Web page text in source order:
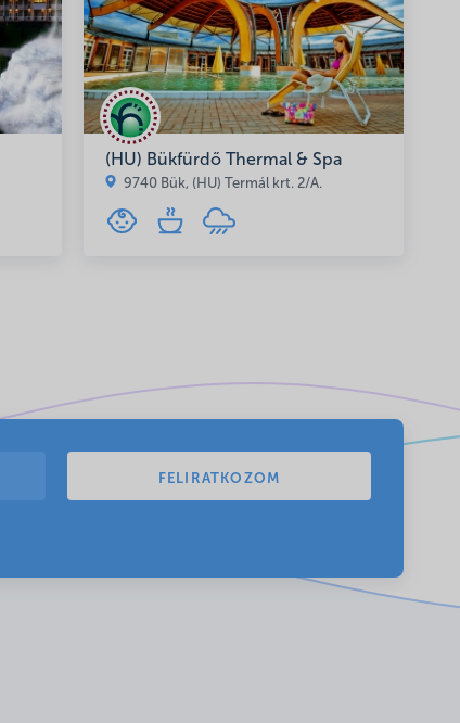
(HU) Bükfürdő Thermal & Spa
9740 Bük, (HU) Termál krt. 2/A.